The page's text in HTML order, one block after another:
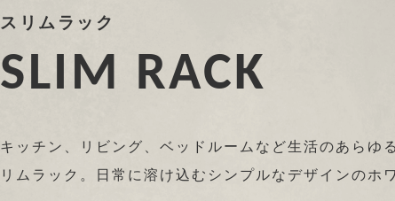
スリムラック
SLIM RACK
キッチン、リビング、ベッドルームなど生活のあらゆ
リムラック。日常に溶け込むシンプルなデザインのホ